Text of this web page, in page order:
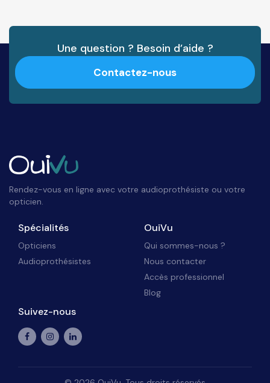
Une question ? Besoin d’aide ?
Contactez-nous
Rendez-vous en ligne avec votre audioprothésiste ou votre
opticien.
Spécialités
Opticiens
Audioprothésistes
OuiVu
Qui sommes-nous ?
Nous contacter
Accès professionnel
Blog
Suivez-nous